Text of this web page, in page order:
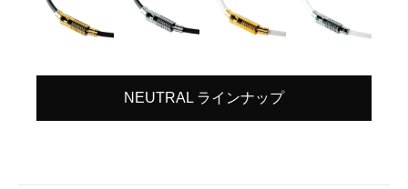
NEUTRAL ラインナップ